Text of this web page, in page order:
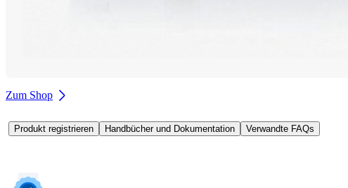
Zum Shop
Produkt registrieren Handbücher und Dokumentation Verwandte FAQs